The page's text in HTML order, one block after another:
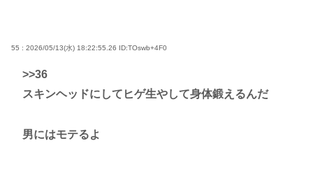
55 : 2026/05/13(水) 18:22:55.26 ID:TOswb+4F0
>>36
スキンヘッドにしてヒゲ生やして身体鍛えるんだ
男にはモテるよ